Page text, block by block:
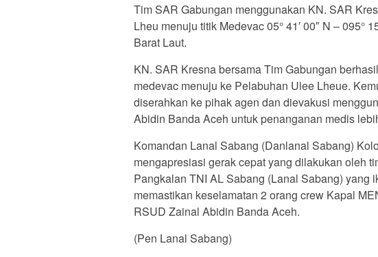
Tim SAR Gabungan menggunakan KN. SAR
Lheu menuju titik Medevac 05° 41′ 00″ N – 095°
Barat Laut.
KN. SAR Kresna bersama Tim Gabungan
medevac menuju ke Pelabuhan Ulee Lheue.
diserahkan ke pihak agen dan dievakusi
Abidin Banda Aceh untuk penanganan medis
Komandan Lanal Sabang (Danlanal Sabang)
mengapresiasi gerak cepat yang dilakukan oleh
Pangkalan TNI AL Sabang (Lanal Sabang) yang
memastikan keselamatan 2 orang crew Kapal
RSUD Zainal Abidin Banda Aceh.
(Pen Lanal Sabang)